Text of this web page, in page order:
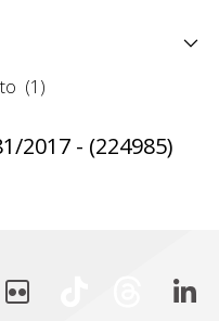
(1)
2017 - (224985)